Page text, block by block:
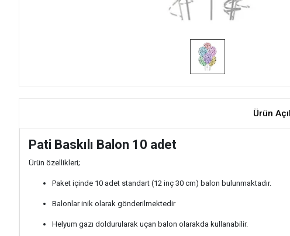
Ürün
Pati Baskılı Balon 10 adet
Ürün özellikleri;
Paket içinde 10 adet standart (12 inç 30 cm) balon bulunmaktadır.
Balonlar inik olarak gönderilmektedir
Helyum gazı doldurularak uçan balon olarakda kullanabilir.